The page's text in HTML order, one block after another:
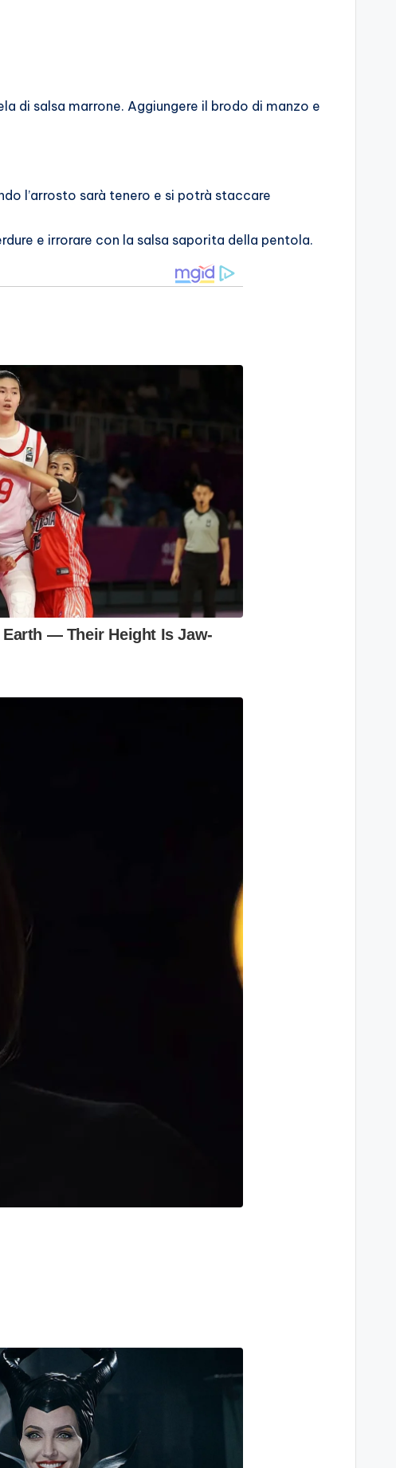
di salsa marrone. Aggiungere il brodo di manzo e
l’arrosto sarà tenero e si potrà staccare
e irrorare con la salsa saporita della pentola.